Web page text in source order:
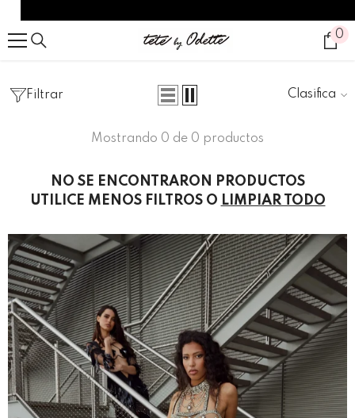
0
0
VESTIDOS
Filtrar Clasificar
Mostrando 0 de 0 productos
NO SE ENCONTRARON PRODUCTOS
UTILICE MENOS FILTROS O LIMPIAR TODO